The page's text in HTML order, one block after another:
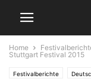
Home
Stuttgart Festival 2015
Festivalberichte